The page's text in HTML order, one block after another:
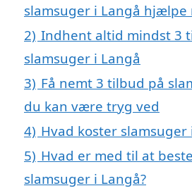
slamsuger i Langå hjælpe
2) Indhent altid mindst 3
slamsuger i Langå
3) Få nemt 3 tilbud på
du kan være tryg ved
4) Hvad koster slamsuger
5) Hvad er med til at
slamsuger i Langå?